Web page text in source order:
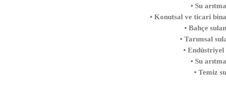
• Su
• Konutsal ve ticari
• Bahçe
• Tarımsal
•
• Su
• Temiz